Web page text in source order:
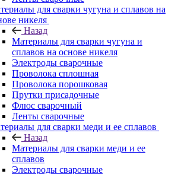
для сварки чугуна и сплавов на
никеля
Назад
Материалы для сварки чугуна и
сплавов на основе никеля
Электроды сварочные
Проволока сплошная
Проволока порошковая
Прутки присадочные
Флюс сварочный
Ленты сварочные
для сварки меди и ее сплавов
Назад
Материалы для сварки меди и ее
сплавов
Электроды сварочные